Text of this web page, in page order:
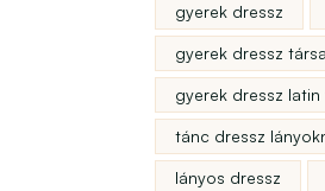
gyerek dressz
gyerek dressz
gyerek dressz latin
tánc dressz
lányos dressz